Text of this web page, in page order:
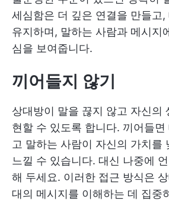
세심함은 더 깊은 연결을 만들고,
유지하며, 말하는 사람과 메시지
심을 보여줍니다.
끼어들지 않기
상대방이 말을 끊지 않고 자신의
현할 수 있도록 합니다. 끼어들면
고 말하는 사람이 자신의 가치를
느낄 수 있습니다. 대신 나중에
해 두세요. 이러한 접근 방식은
대의 메시지를 이해하는 데 집중